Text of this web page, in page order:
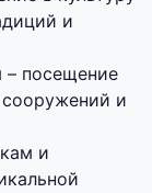
и
посещение
и
и